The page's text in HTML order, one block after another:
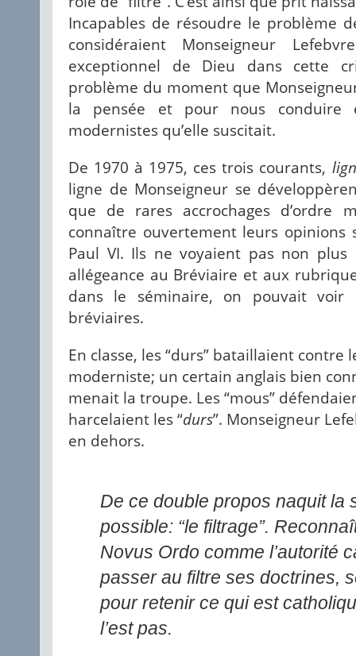
Incapables de résoudre le problème
considéraient Monseigneur
exceptionnel de Dieu dans cette
problème du moment que
la pensée et pour nous conduire
modernistes qu’elle suscitait.
De 1970 à 1975, ces trois courants,
ligne de Monseigneur se
que de rares accrochages d’ordre
connaître ouvertement leurs opinions
Paul VI. Ils ne voyaient pas non
allégeance au Bréviaire et aux
dans le séminaire, on pouvait voir
bréviaires.
En classe, les “durs” bataillaient contre
moderniste; un certain anglais bien
menait la troupe. Les “mous”
harcelaient les “durs”. Monseigneur
en dehors.
De ce double propos naquit la
possible: “le filtrage”.
Novus Ordo comme l’autorité
passer au filtre ses doctrines,
pour retenir ce qui est
l’est pas.